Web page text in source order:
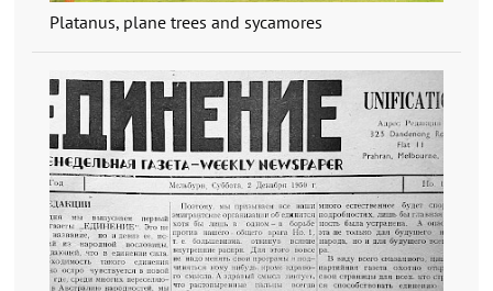
Platanus, plane trees and sycamores